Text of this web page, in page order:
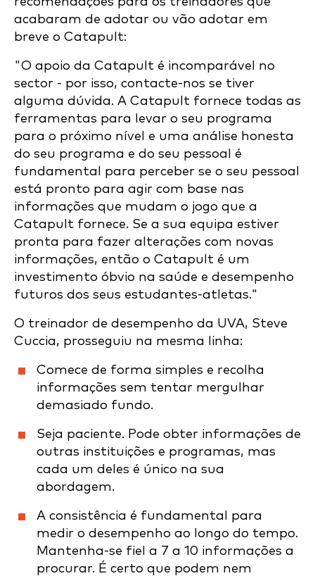
acabaram de adotar ou vão adotar em
breve o Catapult:
"O apoio da Catapult é incomparável no
sector - por isso, contacte-nos se tiver
alguma dúvida. A Catapult fornece todas as
ferramentas para levar o seu programa
para o próximo nível e uma análise honesta
do seu programa e do seu pessoal é
fundamental para perceber se o seu pessoal
está pronto para agir com base nas
informações que mudam o jogo que a
Catapult fornece. Se a sua equipa estiver
pronta para fazer alterações com novas
informações, então o Catapult é um
investimento óbvio na saúde e desempenho
futuros dos seus estudantes-atletas."
O treinador de desempenho da UVA, Steve
Cuccia, prosseguiu na mesma linha:
Comece de forma simples e recolha
informações sem tentar mergulhar
demasiado fundo.
Seja paciente. Pode obter informações de
outras instituições e programas, mas
cada um deles é único na sua
abordagem.
A consistência é fundamental para
medir o desempenho ao longo do tempo.
Mantenha-se fiel a 7 a 10 informações a
procurar. É certo que podem nem